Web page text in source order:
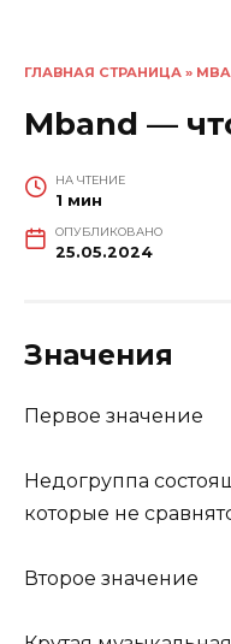
ГЛАВНАЯ СТРАНИЦА »
Mband —
НА ЧТЕНИЕ
1 мин
ОПУБЛИКОВАНО
25.05.2024
Значения
Первое значение
Недогруппа
которые не
Второе значение